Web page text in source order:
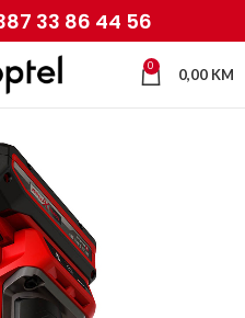
33 86 44 56
0 0,00 KM